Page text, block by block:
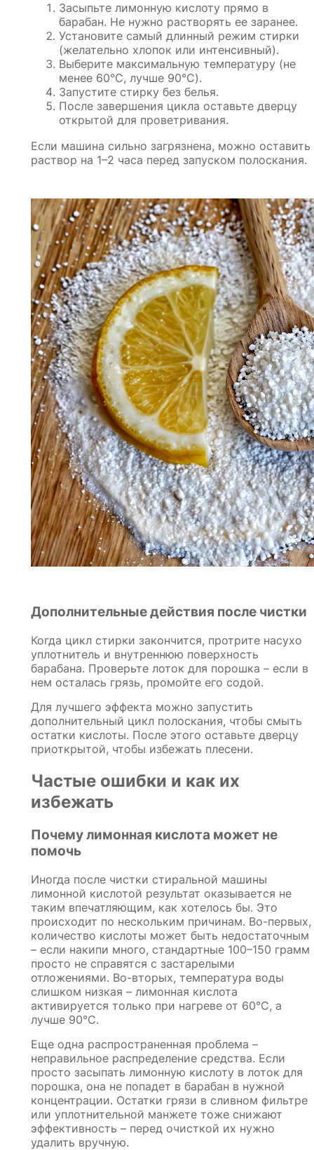
Засыпьте лимонную кислоту прямо в
барабан. Не нужно растворять ее заранее.
Установите самый длинный режим стирки
(желательно хлопок или интенсивный).
Выберите максимальную температуру (не
менее 60°C, лучше 90°C).
Запустите стирку без белья.
После завершения цикла оставьте дверцу
открытой для проветривания.
Если машина сильно загрязнена, можно оставить
раствор на 1–2 часа перед запуском полоскания.
Дополнительные действия после чистки
Когда цикл стирки закончится, протрите насухо
уплотнитель и внутреннюю поверхность
барабана. Проверьте лоток для порошка – если в
нем осталась грязь, промойте его содой.
Для лучшего эффекта можно запустить
дополнительный цикл полоскания, чтобы смыть
остатки кислоты. После этого оставьте дверцу
приоткрытой, чтобы избежать плесени.
Частые ошибки и как их
избежать
Почему лимонная кислота может не
помочь
Иногда после чистки стиральной машины
лимонной кислотой результат оказывается не
таким впечатляющим, как хотелось бы. Это
происходит по нескольким причинам. Во-первых,
количество кислоты может быть недостаточным
– если накипи много, стандартные 100–150 грамм
просто не справятся с застарелыми
отложениями. Во-вторых, температура воды
слишком низкая – лимонная кислота
активируется только при нагреве от 60°C, а
лучше 90°C.
Еще одна распространенная проблема –
неправильное распределение средства. Если
просто засыпать лимонную кислоту в лоток для
порошка, она не попадет в барабан в нужной
концентрации. Остатки грязи в сливном фильтре
или уплотнительной манжете тоже снижают
эффективность – перед очисткой их нужно
удалить вручную.